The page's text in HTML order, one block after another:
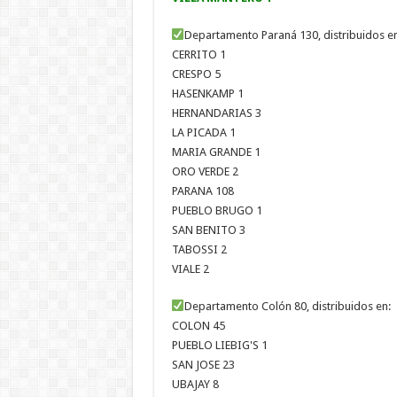
Departamento Paraná 130, distribuidos
CERRITO 1
CRESPO 5
HASENKAMP 1
HERNANDARIAS 3
LA PICADA 1
MARIA GRANDE 1
ORO VERDE 2
PARANA 108
PUEBLO BRUGO 1
SAN BENITO 3
TABOSSI 2
VIALE 2
Departamento Colón 80, distribuidos en:
COLON 45
PUEBLO LIEBIG'S 1
SAN JOSE 23
UBAJAY 8